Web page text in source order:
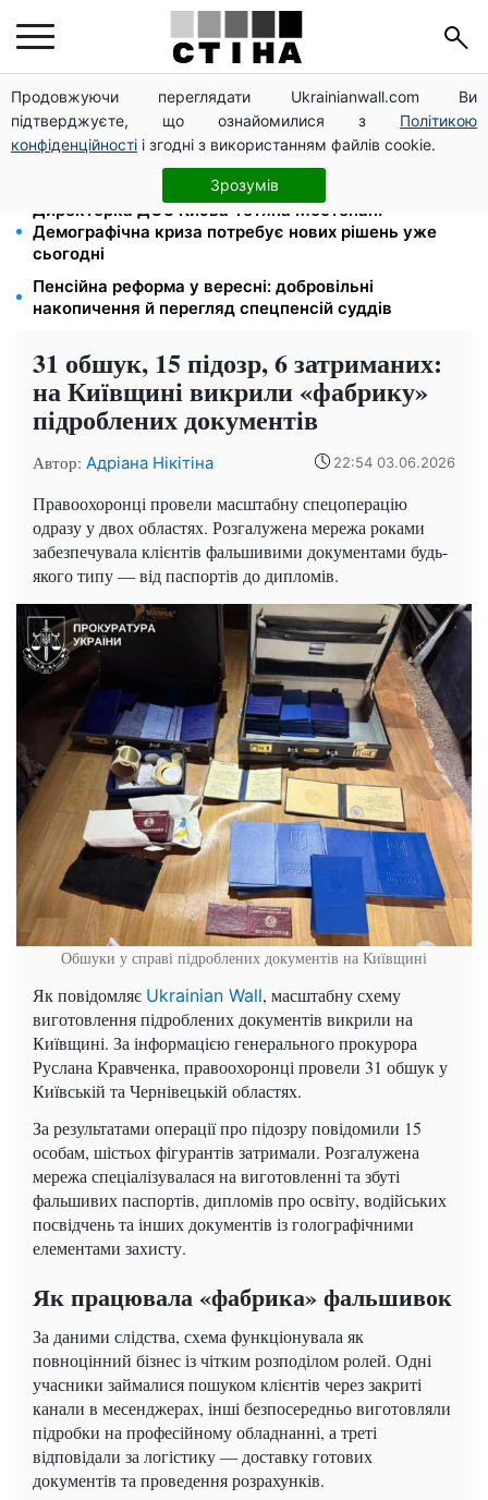
Продовжуючи переглядати Ukrainianwall.com Ви
підтверджуєте, що ознайомилися з Політикою
конфіденційності і згодні з використанням файлів cookie.
Зрозумів
Зарплати вчителів +20%, стипендії ×2: уряд
підвищує виплати з вересня
120 грн на день лише на дорогу: кияни масово
звільняються через тариф 30 грн за проїзд
Директорка ДОЗ Києва Тетяна Мостепан:
Демографічна криза потребує нових рішень уже
сьогодні
Пенсійна реформа у вересні: добровільні
накопичення й перегляд спецпенсій суддів
31 обшук, 15 підозр, 6 затриманих:
на Київщині викрили «фабрику»
підроблених документів
Автор: Адріана Нікітіна 22:54 03.06.2026
Правоохоронці провели масштабну спецоперацію
одразу у двох областях. Розгалужена мережа роками
забезпечувала клієнтів фальшивими документами будь-
якого типу — від паспортів до дипломів.
Обшуки у справі підроблених документів на Київщині
Як повідомляє Ukrainian Wall, масштабну схему
виготовлення підроблених документів викрили на
Київщині. За інформацією генерального прокурора
Руслана Кравченка, правоохоронці провели 31 обшук у
Київській та Чернівецькій областях.
За результатами операції про підозру повідомили 15
особам, шістьох фігурантів затримали. Розгалужена
мережа спеціалізувалася на виготовленні та збуті
фальшивих паспортів, дипломів про освіту, водійських
посвідчень та інших документів із голографічними
елементами захисту.
Як працювала «фабрика» фальшивок
За даними слідства, схема функціонувала як
повноцінний бізнес із чітким розподілом ролей. Одні
учасники займалися пошуком клієнтів через закриті
канали в месенджерах, інші безпосередньо виготовляли
підробки на професійному обладнанні, а треті
відповідали за логістику — доставку готових
документів та проведення розрахунків.